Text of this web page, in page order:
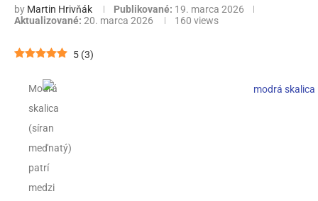
by Martin Hrivňák Publikované: 19. marca 2026
Aktualizované: 20. marca 2026 160 views
5 (3)
Modrá
skalica
(síran
meďnatý)
patrí
medzi